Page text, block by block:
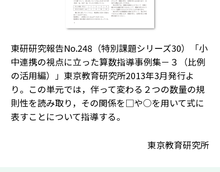
東研研究報告No.248（特別課題シリーズ30）「小
中連携の視点に立った算数指導事例集－３（比例
の活用編）」東京教育研究所2013年3月発行よ
り。この単元では，伴って変わる２つの数量の規
則性を読み取り，その関係を□や○を用いて式に
表すことについて指導する。
東京教育研究所